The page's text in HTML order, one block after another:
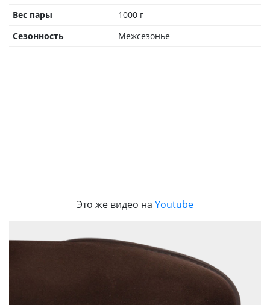
Вес пары
1000 г
Сезонность
Межсезонье
Это же видео на Youtube